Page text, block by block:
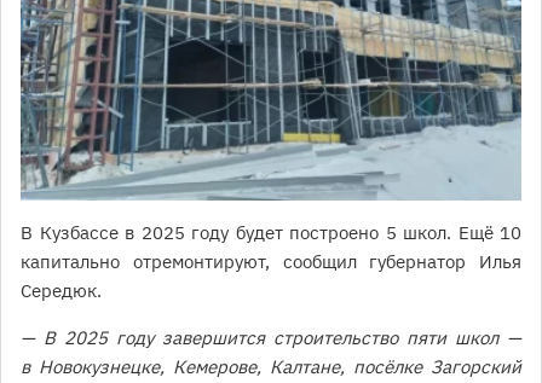
В Кузбассе в 2025 году будет построено 5 школ. Ещё 10
капитально отремонтируют, сообщил губернатор Илья
Середюк.
— В 2025 году завершится строительство пяти школ —
в Новокузнецке, Кемерове, Калтане, посёлке Загорский